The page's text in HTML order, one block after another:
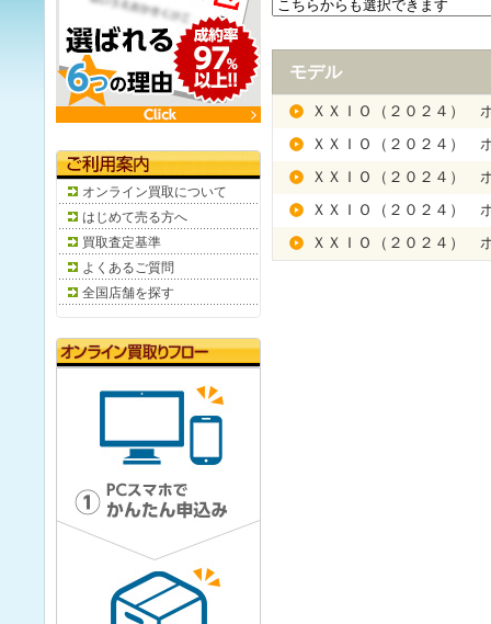
モデル
ＸＸＩＯ（２０２４）
ＸＸＩＯ（２０２４）
ＸＸＩＯ（２０２４）
ＸＸＩＯ（２０２４）
ＸＸＩＯ（２０２４）
オンライン買取について
はじめて売る方へ
買取査定基準
よくあるご質問
全国店舗を探す